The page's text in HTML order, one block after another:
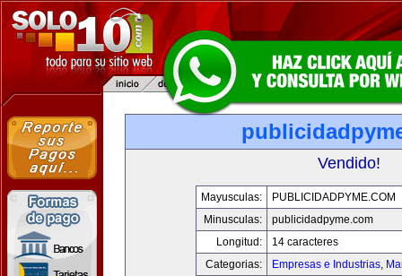
Vendido!
Mayusculas:
PUBLICIDADPYME.COM
Minusculas:
publicidadpyme.com
Longitud:
14 caracteres
Categorias:
Empresas e Industrias,